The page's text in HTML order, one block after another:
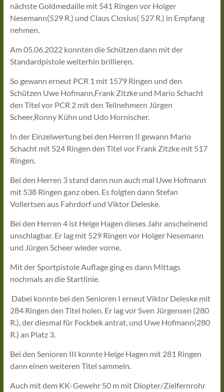
nächste Goldmedaille mit 541 Ringen vor Holger
Nesemann(529 R.) und Claus Closius( 527 R.) in Empfang
nehmen.
Am 05.06.2022 konnten die Schützen dann mit der
Standardpistole weiterhin brillieren.
So gewann erneut PCR 1 mit 1579 Ringen und den
Schützen Uwe Hofmann,Frank Zitzke und Mario Schacht
den Titel vor PCR 2 mit den Teilnehmern Jürgen
Scheer,Ronny Kühn und Udo Hornischer.
In der Einzelwertung bei den Herren II gewann Mario
Schacht mit 524 Ringen den Titel vor Frank Zitzke mit 517
Ringen.
Bei den Herren 3 stand dann nun auch mal Uwe Hofmann
mit 538 Ringen ganz oben. Es folgten dann Stefan
Vollertsen aus Fahrdorf und Viktor Deleske.
Bei den Herren 4 ist Helge Hagen dieses Jahr anscheinend
unschlagbar. Er lag mit 529 Ringen vor Holger Nesemann
und Jürgen Scheer wieder vorne.
Mit der Sportpistole Auflage ging es dann Mittags
nochmals an die Startlinie.
Dabei konnte bei den Senioren I erneut Viktor Deleske mit
284 Ringen den Titel holen. Er lag vor Sven Jürgensen (280
R.), der diesmal für Fockbek antrat, und Uwe Hofmann(280
R.) an Platz 3.
Bei den Senioren III konnte Helge Hagen mit 281 Ringen
dann einen weiteren Titel sammeln.
Auch mit dem KK-Gewehr 50 m mit Diopter/Zielfernrohr